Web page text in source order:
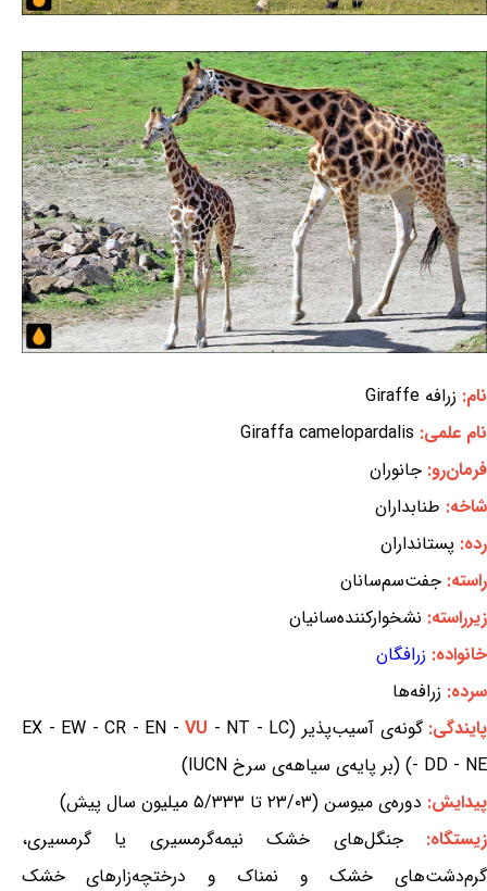
نام: زرافه Giraffe
نام علمی: Giraffa camelopardalis
فرمان‌رو: جانوران
شاخه: طنابداران
رده: پستانداران
راسته: جفت‌سم‌سانان
زیرراسته: نشخوارکننده‌سانیان
خانواده: زرافگان
سرده: زرافه‌ها
پایندگی:گونه‌ی آسیب‌پذیر (EX - EW - CR - EN - VU - NT - LC
- DD - NE) (بر پایه‌ی سیاهه‌ی سرخ IUCN)
پیدایش: دوره‌ی میوسن (۲۳/۰۳ تا ۵/۳۳۳ میلیون سال پیش)
زیستگاه:جنگل‌های خشک نیمه‌گرمسیری یا گرمسیری،
گرم‌دشت‌های خشک و نمناک و درختچه‌زارهای خشک